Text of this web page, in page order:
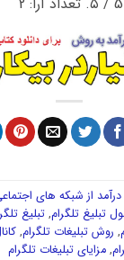
از شبکه های
تبلیغ تلگرام, تبلیغ
, روش تبلیغات تلگرام,
, مزایای تبلیغات تلگرام